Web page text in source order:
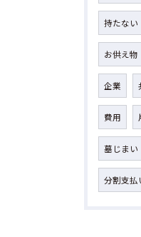
持たない
お供え物
企業
費用
墓じまい
分割支払